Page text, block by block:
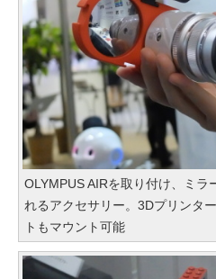
OLYMPUS AIRを取り付け、ミラ
れるアクセサリー。3Dプリンタ
トもマウント可能